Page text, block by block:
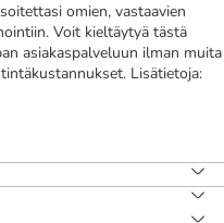
omien, vastaavien
Voit kieltäytyä tästä
asiakaspalveluun ilman muita
Lisätietoja: